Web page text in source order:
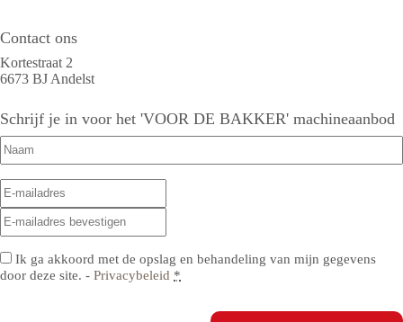
Contact ons
Kortestraat 2
6673 BJ Andelst
Schrijf je in voor het 'VOOR DE BAKKER' machineaanbod
Naam
E-
mailadres(Vereist)
Privacy(Vereist)
Ik ga akkoord met de opslag en behandeling van mijn gegevens
door deze site. - Privacybeleid *